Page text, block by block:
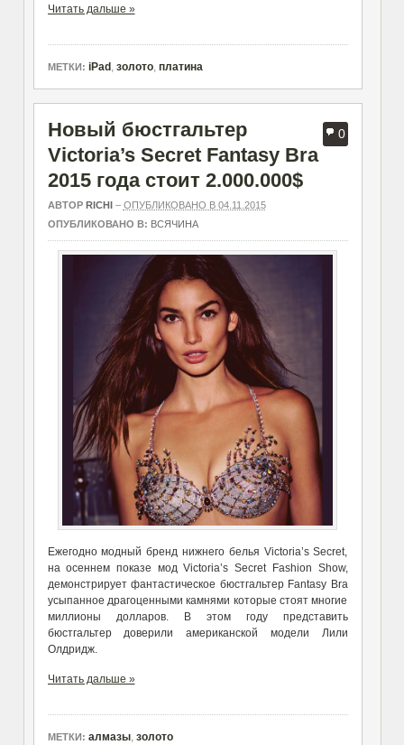
Читать дальше »
МЕТКИ: iPad , золото, платина
0
Новый бюстгальтер
Victoria’s Secret Fantasy Bra
2015 года стоит 2.000.000$
АВТОР RICHI– ОПУБЛИКОВАНО В 04.11.2015
ОПУБЛИКОВАНО В: ВСЯЧИНА
Ежегодно модный бренд нижнего белья Victoria’s Secret,
на осеннем показе мод Victoria’s Secret Fashion Show,
демонстрирует фантастическое бюстгальтер Fantasy Bra
усыпанное драгоценными камнями которые стоят многие
миллионы долларов. В этом году представить
бюстгальтер доверили американской модели Лили
Олдридж.
Читать дальше »
МЕТКИ: алмазы, золото